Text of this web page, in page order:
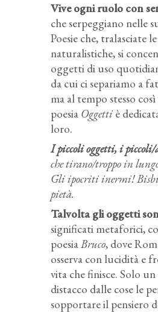
Vive ogni ruolo con
che serpeggiano nelle
Poesie che, tralasciate
naturalistiche, si
oggetti di uso
da cui ci separiamo a
ma al tempo stesso
poesia Oggetti è
loro.
I piccoli oggetti, i
che tirano/troppo in
Gli ipocriti inermi!
pietà.
Talvolta gli oggetti
significati metaforici,
poesiaBruco, dove
osserva con lucidità e
vita che finisce. Solo
distacco dalle cose le
sopportare il pensiero